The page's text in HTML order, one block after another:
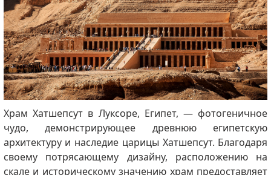
Храм Хатшепсут в Луксоре, Египет, — фотогеничное
чудо, демонстрирующее древнюю египетскую
архитектуру и наследие царицы Хатшепсут. Благодаря
своему потрясающему дизайну, расположению на
скале и историческому значению храм предоставляет